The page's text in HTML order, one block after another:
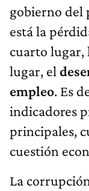
gobierno del
está la
cuarto lugar,
lugar, el
empleo. Es
indicadores
principales,
cuestión
La